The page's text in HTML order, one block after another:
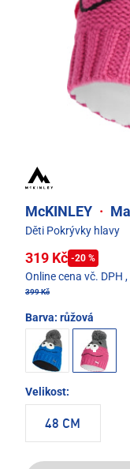
McKINLEY ·
Děti Pokrývky hlavy
319 Kč -20 %
Online cena vč. DPH ,
399 Kč
Barva: růžová
Velikost:
48 CM